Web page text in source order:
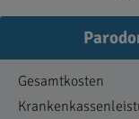
Gesamtkosten